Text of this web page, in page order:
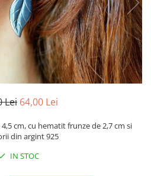
Lei 64,00 Lei
cm, cu hematit frunze de 2,7 cm si
din argint 925
IN STOC